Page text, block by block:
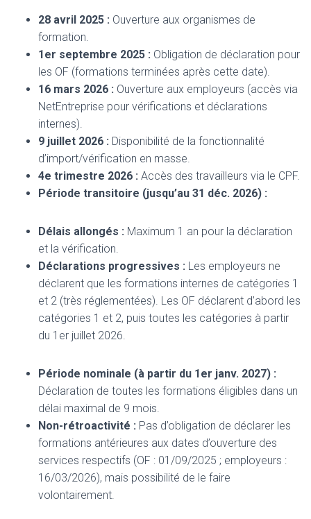
28 avril 2025 : Ouverture aux organismes de
formation.
1er septembre 2025 : Obligation de déclaration pour
les OF (formations terminées après cette date).
16 mars 2026 : Ouverture aux employeurs (accès via
NetEntreprise pour vérifications et déclarations
internes).
9 juillet 2026 : Disponibilité de la fonctionnalité
d’import/vérification en masse.
4e trimestre 2026 : Accès des travailleurs via le CPF.
Période transitoire (jusqu’au 31 déc. 2026) :
Délais allongés : Maximum 1 an pour la déclaration
et la vérification.
Déclarations progressives : Les employeurs ne
déclarent que les formations internes de catégories 1
et 2 (très réglementées). Les OF déclarent d’abord les
catégories 1 et 2, puis toutes les catégories à partir
du 1er juillet 2026.
Période nominale (à partir du 1er janv. 2027) :
Déclaration de toutes les formations éligibles dans un
délai maximal de 9 mois.
Non-rétroactivité : Pas d’obligation de déclarer les
formations antérieures aux dates d’ouverture des
services respectifs (OF : 01/09/2025 ; employeurs :
16/03/2026), mais possibilité de le faire
volontairement.